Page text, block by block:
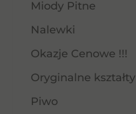
Miody Pitne
Nalewki
Okazje Cenowe !!!
Oryginalne kształty
Piwo